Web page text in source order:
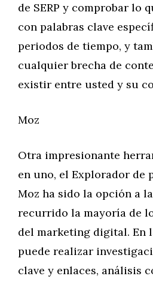
de SERP y comprobar lo
con palabras clave
periodos de tiempo, y
cualquier brecha de
existir entre usted y su
Moz
Otra impresionante
en uno, el Explorador de
Moz ha sido la opción a
recurrido la mayoría de
del marketing digital. En
puede realizar
clave y enlaces, análisis